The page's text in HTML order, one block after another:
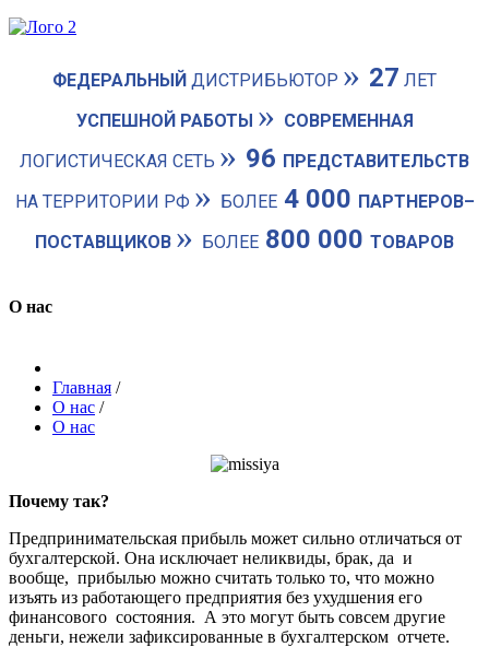
ФЕДЕРАЛЬНЫЙ ДИСТРИБЬЮТОР » 27 ЛЕТ
УСПЕШНОЙ РАБОТЫ » СОВРЕМЕННАЯ
ЛОГИСТИЧЕСКАЯ СЕТЬ » 96 ПРЕДСТАВИТЕЛЬСТВ
НА ТЕРРИТОРИИ РФ » БОЛЕЕ4 000 ПАРТНЕРОВ–
ПОСТАВЩИКОВ » БОЛЕЕ 800 000 ТОВАРОВ
О нас
Главная /
О нас /
О нас
Почему так?
Предпринимательская прибыль может сильно отличаться от
бухгалтерской. Она исключает неликвиды, брак, да и
вообще, прибылью можно считать только то, что можно
изъять из работающего предприятия без ухудшения его
финансового состояния. А это могут быть совсем другие
деньги, нежели зафиксированные в бухгалтерском отчете.